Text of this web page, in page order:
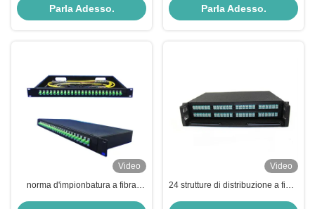
Parla Adesso.
su rack
Parla Adesso.
Video
norma d'impionbatura a fibra
Video
24 strutture di distribuzione a fibra